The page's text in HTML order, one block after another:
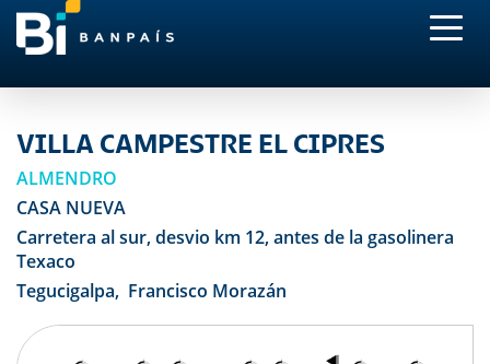
VILLA CAMPESTRE EL CIPRES
ALMENDRO
CASA NUEVA
Carretera al sur, desvio km 12, antes de la gasolinera
Texaco
Tegucigalpa, Francisco Morazán